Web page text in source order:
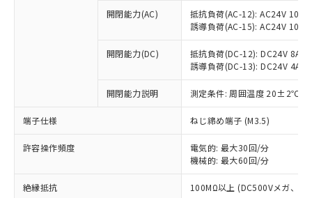
開閉能力(AC)
抵抗負荷(AC-12): AC24V 10A/
誘導負荷(AC-15): AC24V
開閉能力(DC)
抵抗負荷(DC-12): DC24V 8A/
誘導負荷(DC-13): DC24V 4A/
開閉能力説明 測定条件: 周囲温度 20±2℃、
端子仕様 ねじ締め端子 (M3.5)
許容操作頻度
電気的: 最大30回/分
機械的: 最大60回/分
絶縁抵抗 100MΩ以上 (DC500Vメガ、点
以下の条件をお読みいただき、同意のうえ
ご利用ください。
本サービスは、当社制御機器事業取扱
商品の当社在庫状況および標準価格
(税抜)を提供させていただくもので
当社制御機器事業取扱商品の中には、
本サービスの対象外となる商品もある
対応予定：EU RoHS指令（10物質）の非含
有に対応した製品に切り替える予定のある
対応予定なし：EU RoHS指令（10物質）の
非含有に非対応の商品で、対応品を出す予
定はありません。
調査・確認中：EU RoHS指令（10物質）の
非含有の対応状況を調査中または確認中の
非該当品：ライセンス料など無形物で、有
害物質有無と関係のない商品です。
仕入先様の事情により、非含有部品として
※1 中国RoHS○×表
「○」：最大均質材料含有率が中国RoHSの
基準値以下であることを示します。
「×」：最大均質材料含有率が中国RoHSの
基準値を超えていることを示します。